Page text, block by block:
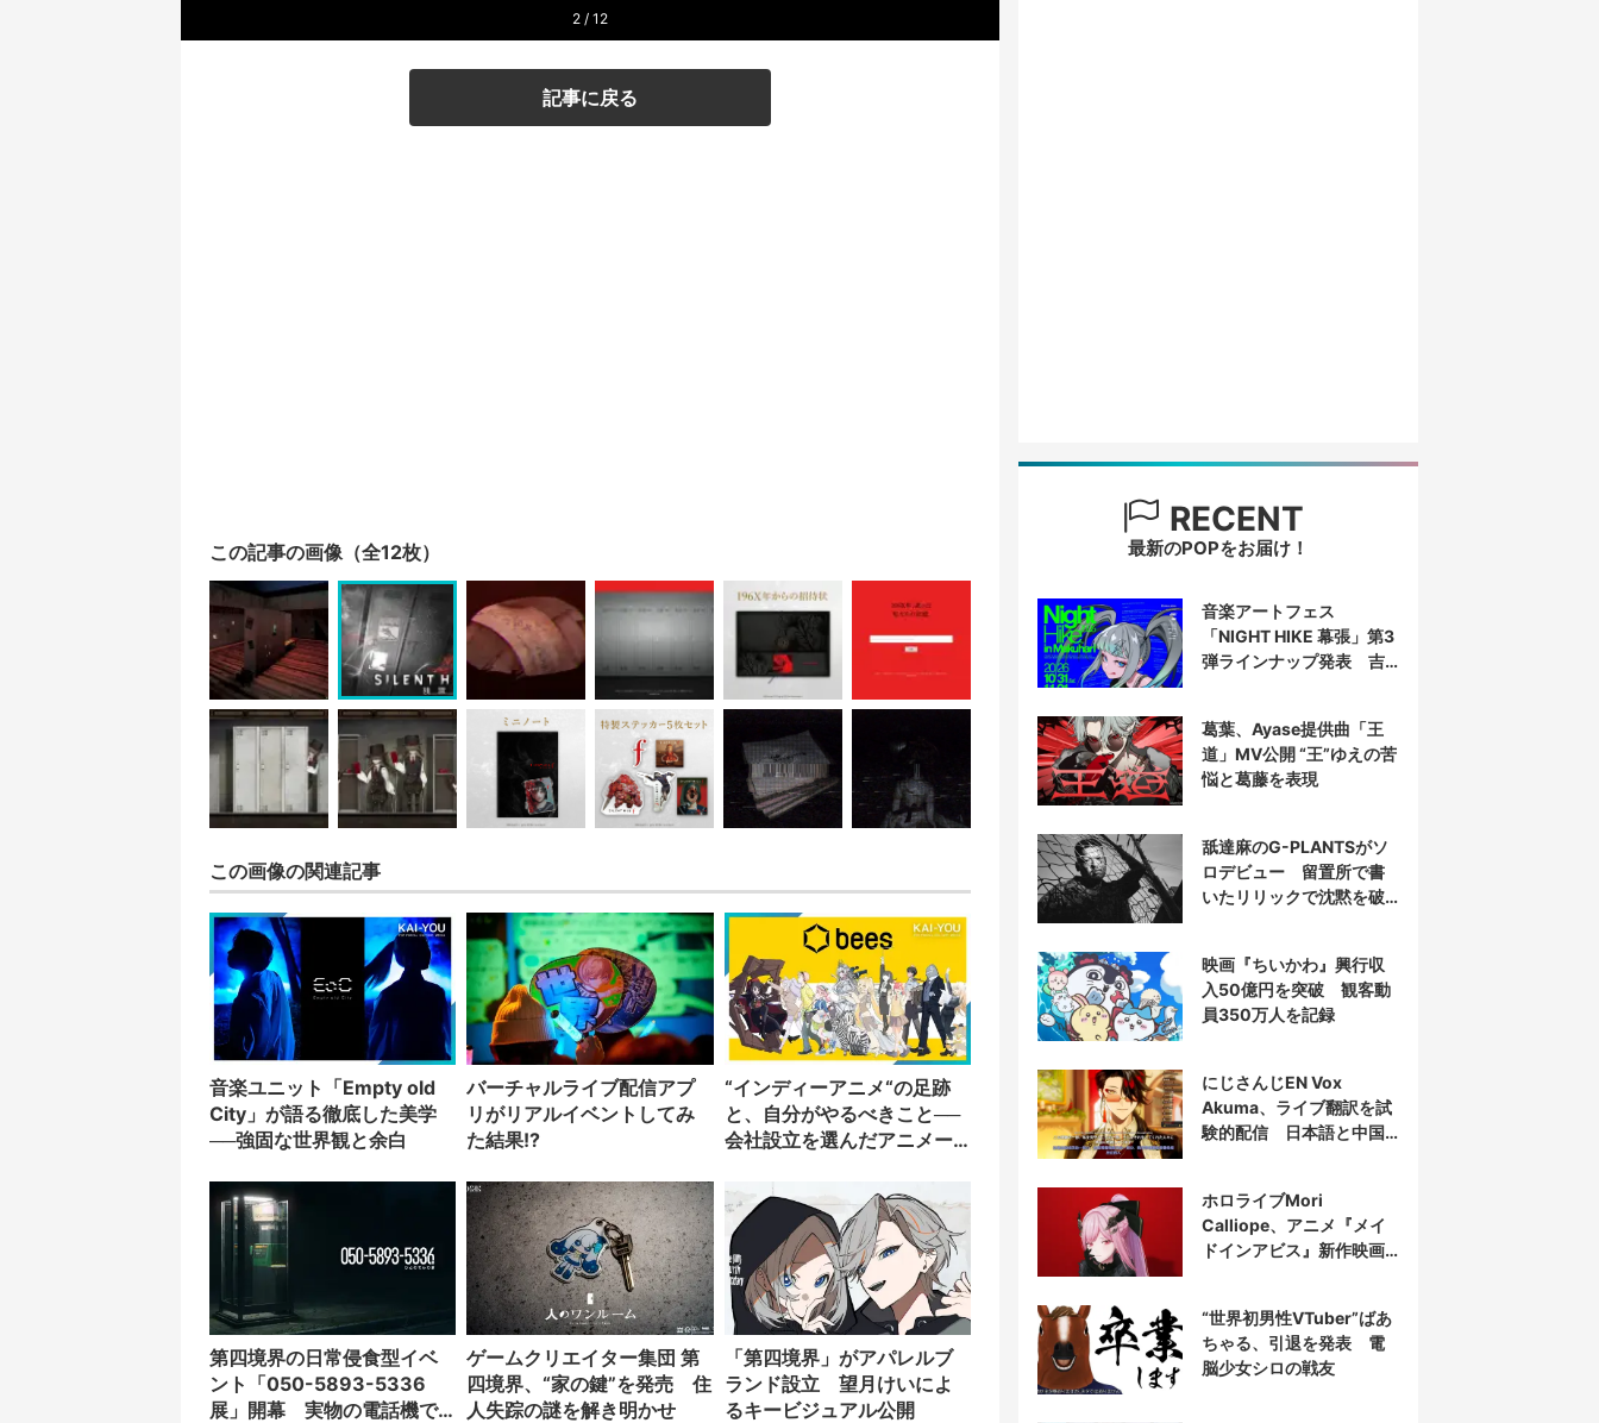
2 / 12
記事に戻る
この記事の画像（全12枚）
この画像の関連記事
音楽ユニット「Empty old
City」が語る徹底した美学
──強固な世界観と余白
バーチャルライブ配信アプ
リがリアルイベントしてみ
た結果!?
“インディーアニメ“の足跡
と、自分がやるべきこと──
会社設立を選んだアニメー
第四境界の日常侵食型イベ
ント「050-5893-5336
展」開幕 実物の電話機で
ゲームクリエイター集団 第
四境界、“家の鍵”を発売 住
人失踪の謎を解き明かせ
「第四境界」がアパレルブ
ランド設立 望月けいによ
るキービジュアル公開
RECENT
最新のPOPをお届け！
音楽アートフェス
「NIGHT HIKE 幕張」第3
弾ラインナップ発表 吉
葛葉、Ayase提供曲「王
道」MV公開 “王”ゆえの苦
悩と葛藤を表現
舐達麻のG-PLANTSがソ
ロデビュー 留置所で書
いたリリックで沈黙を破
映画『ちいかわ』興行収
入50億円を突破 観客動
員350万人を記録
にじさんじEN Vox
Akuma、ライブ翻訳を試
験的配信 日本語と中国
ホロライブMori
Calliope、アニメ『メイ
ドインアビス』新作映画
“世界初男性VTuber”ばあ
ちゃる、引退を発表 電
脳少女シロの戦友